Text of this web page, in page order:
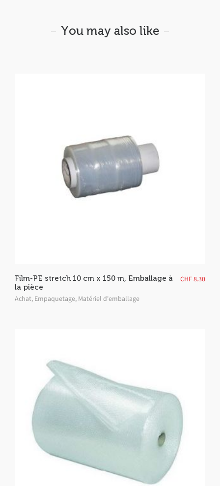
You may also like
Film-PE stretch 10 cm x 150 m, Emballage à
la pièce
Achat, Empaquetage, Matériel d'emballage
CHF8.30